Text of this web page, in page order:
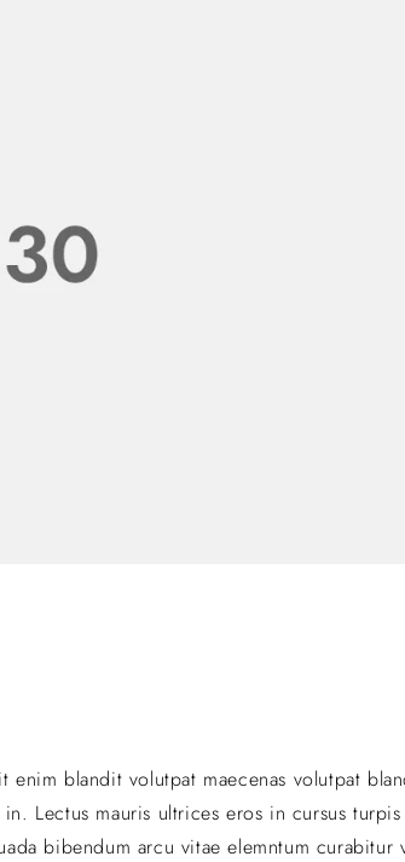
blandit volutpat maecenas volutpat
Lectus mauris ultrices eros in cursus
bibendum arcu vitae elemntum curabitur